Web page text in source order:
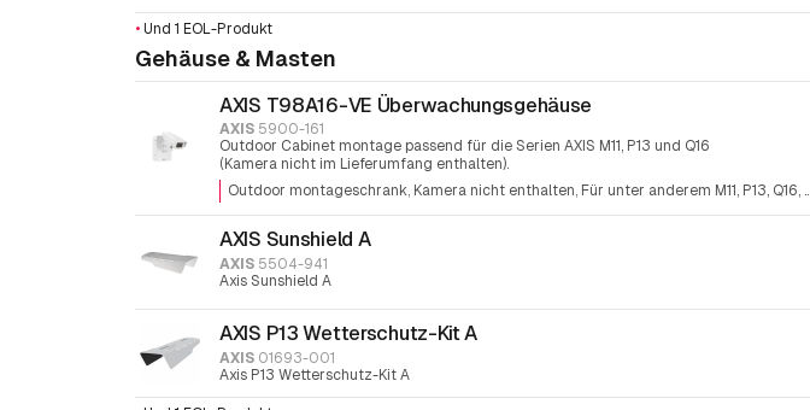
• Und 1 EOL-Produkt
Gehäuse & Masten
AXIS T98A16-VE Überwachungsgehäuse
AXIS 5900-161
Outdoor Cabinet montage passend für die Serien AXIS M11, P13 und Q16
(Kamera nicht im Lieferumfang enthalten).
Outdoor montageschrank Kamera nicht enthalten Für unter anderem M11, P13, Q16, ..
AXIS Sunshield A
AXIS 5504-941
Axis Sunshield A
AXIS P13 Wetterschutz-Kit A
AXIS 01693-001
Axis P13 Wetterschutz-Kit A